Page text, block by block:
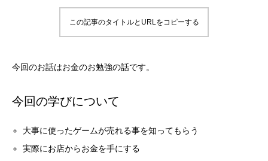
この記事のタイトルとURLをコピーする
今回のお話はお金のお勉強の話です。
今回の学びについて
大事に使ったゲームが売れる事を知ってもらう
実際にお店からお金を手にする